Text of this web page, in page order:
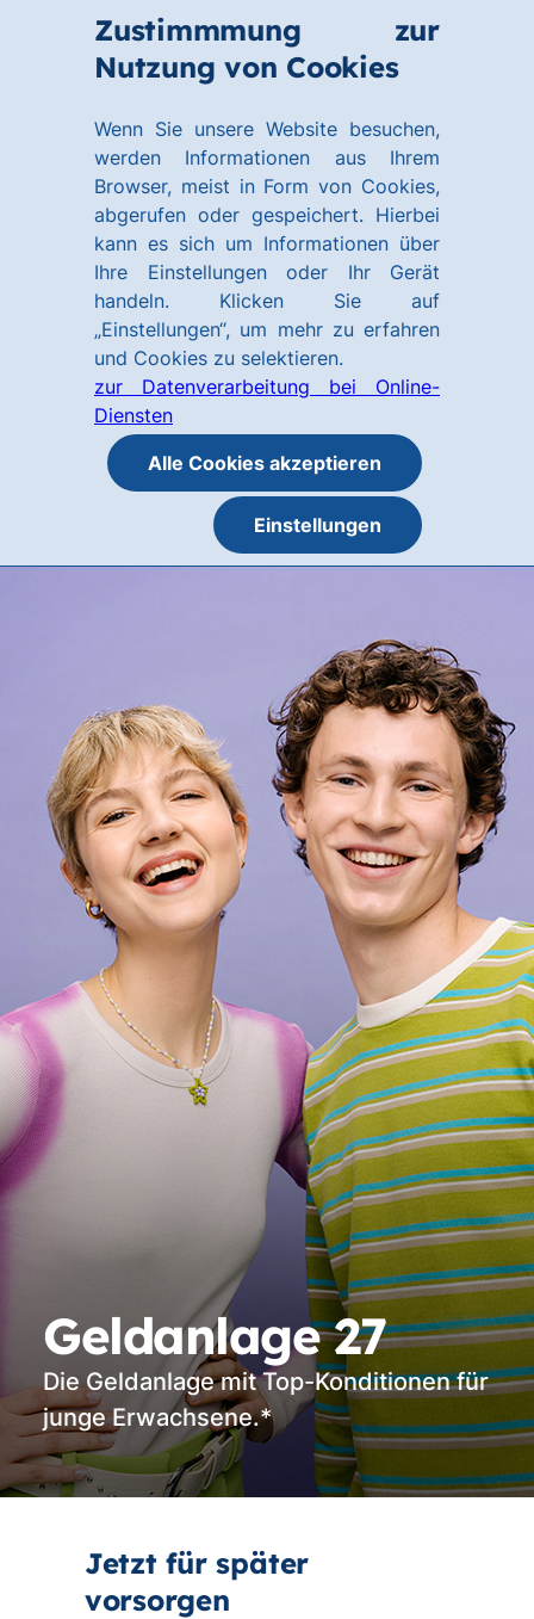
Zustimmmung zur
Nutzung von Cookies
Wenn Sie unsere Website besuchen,
werden Informationen aus Ihrem
Browser, meist in Form von Cookies,
abgerufen oder gespeichert. Hierbei
kann es sich um Informationen über
Ihre Einstellungen oder Ihr Gerät
handeln. Klicken Sie auf
„Einstellungen“, um mehr zu erfahren
und Cookies zu selektieren.
zur Datenverarbeitung bei Online-
Diensten
Alle Cookies akzeptieren
Einstellungen
Hauptinhalt
Geldanlage 27
Die Geldanlage mit Top-Konditionen für
junge Erwachsene.*
Jetzt für später
vorsorgen